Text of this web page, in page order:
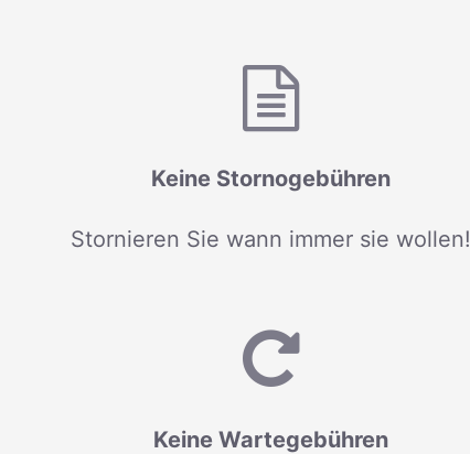
Keine Stornogebühren
Stornieren Sie wann immer sie wollen!
Keine Wartegebühren